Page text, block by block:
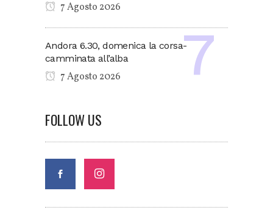
7 Agosto 2026
Andora 6.30, domenica la corsa-
camminata all’alba
7 Agosto 2026
FOLLOW US